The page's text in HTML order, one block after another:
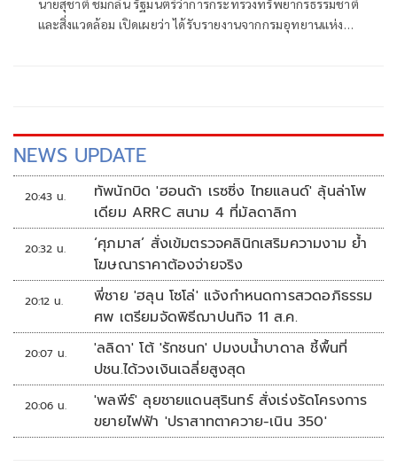
นายสุชาติ ชมกลิ่น รัฐมนตรีว่าการกระทรวงทรัพยากรธรรมชาติ
และสิ่งแวดล้อม เปิดเผยว่า ได้รับรายงานจากกรมอุทยานแห่ง
NEWS UPDATE
20:43 น.
ทัพนักบิด 'ฮอนด้า เรซซิ่ง ไทยแลนด์' ลุ้นล่าโพ
เดียม ARRC สนาม 4 ที่มัลดาลิกา
20:32 น.
‘ศุภมาส’ สั่งเข้มตรวจคลินิกเสริมความงาม ย้ำ
โฆษณาราคาต้องจ่ายจริง
20:12 น.
พี่ชาย 'ฮลุน โซโล่' แจ้งกำหนดการสวดอภิธรรม
ศพ เตรียมจัดพิธีฌาปนกิจ 11 ส.ค.
20:07 น.
'ลลิดา' โต้ 'รักชนก' ปมงบน้ำบาดาล ชี้พื้นที่
ปชน.ได้วงเงินเฉลี่ยสูงสุด
20:06 น.
'พลพีร์' ลุยชายแดนสุรินทร์ สั่งเร่งรัดโครงการ
ขยายไฟฟ้า 'ปราสาทตาควาย-เนิน 350'